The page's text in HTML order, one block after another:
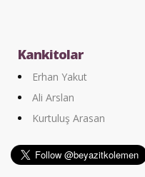
Kankitolar
Erhan Yakut
Ali Arslan
Kurtuluş Arasan